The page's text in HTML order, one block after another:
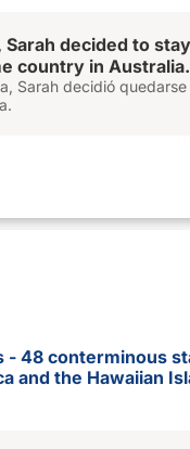
decided to
country in Australia.
Sarah decidió
- 48 conterminous
and the Hawaiian